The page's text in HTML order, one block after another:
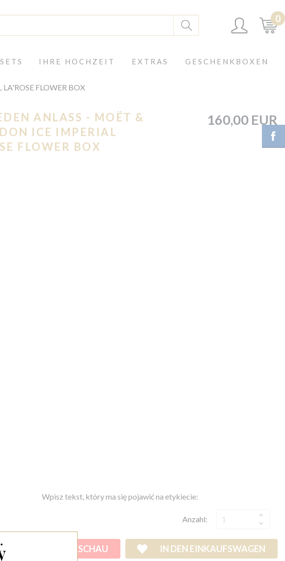
0
SETS IHRE HOCHZEIT EXTRAS GESCHENKBOXEN
FLOWER BOX
ANLASS - MOËT &
ICE IMPERIAL
FLOWER BOX
160,00 EUR
Wpisz tekst, który ma się pojawić na etykiecie:
Anzahl:
IN DEN EINKAUFSWAGEN
VORSCHAU